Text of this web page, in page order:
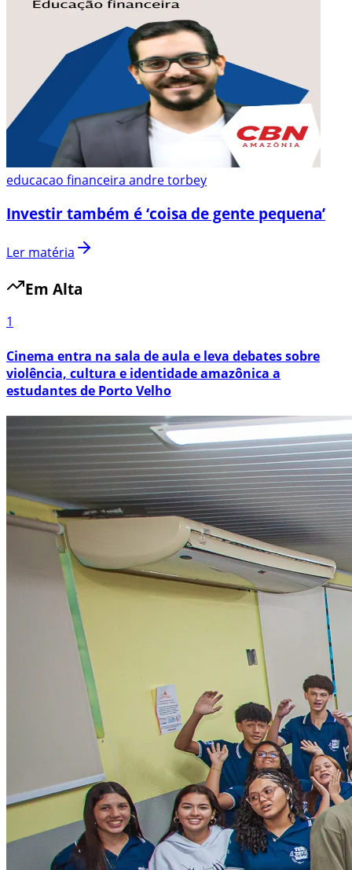
educacao financeira andre torbey
Investir também é ‘coisa de gente pequena’
Ler matéria
Em Alta
1
Cinema entra na sala de aula e leva debates sobre
violência, cultura e identidade amazônica a
estudantes de Porto Velho